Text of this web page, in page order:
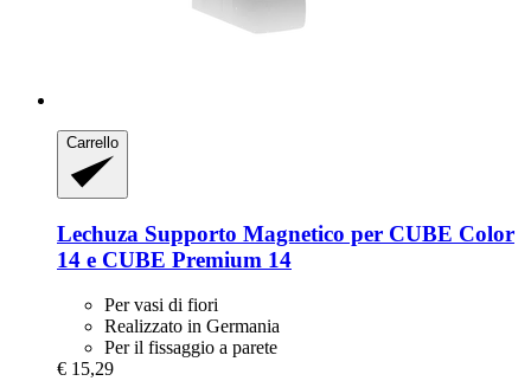
Carrello
Lechuza Supporto Magnetico per CUBE Color
14 e CUBE Premium 14
Per vasi di fiori
Realizzato in Germania
Per il fissaggio a parete
€ 15,29